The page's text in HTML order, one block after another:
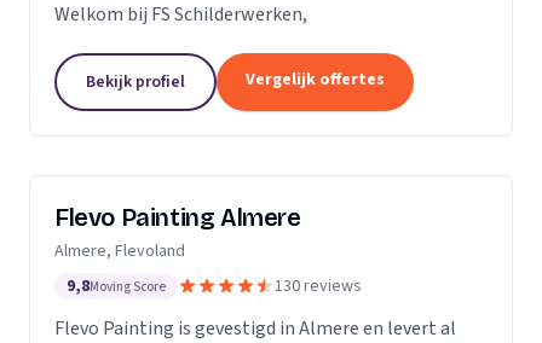
Welkom bij FS Schilderwerken,
Bekijk profiel Vergelijk offertes
Flevo Painting Almere
Almere, Flevoland
9,8Moving Score 130 reviews
Flevo Painting is gevestigd in Almere en levert al